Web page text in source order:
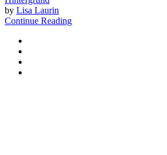
by Lisa Laurin
Continue Reading